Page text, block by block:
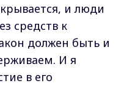
и люди
средств к
должен быть и
И я
в его